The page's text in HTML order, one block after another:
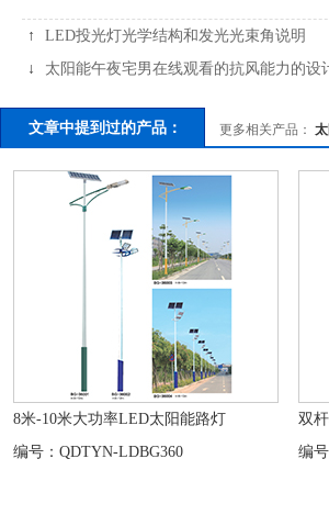
↑
LED投光灯光学结构和发光光束角说明
↓
太阳能午夜宅男在线观看的抗风能力的设
文章中提到过的产品： 更多相关产品：
8米-10米大功率LED太阳能路灯
编号：QDTYN-LDBG360
双
编